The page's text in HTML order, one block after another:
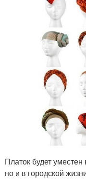
Платок будет
но и в городской